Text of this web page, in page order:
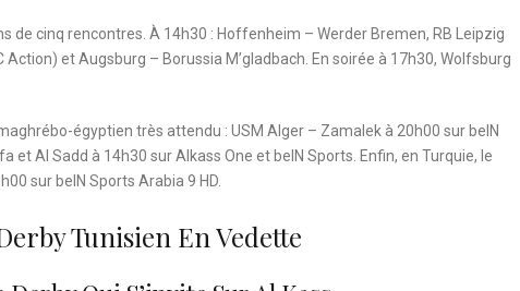
de cinq rencontres. À 14h30 : Hoffenheim – Werder Bremen, RB Leipzig
et Augsburg – Borussia M’gladbach. En soirée à 17h30, Wolfsburg
égyptien très attendu : USM Alger – Zamalek à 20h00 sur beIN
et Al Sadd à 14h30 sur Alkass One et beIN Sports. Enfin, en Turquie, le
sur beIN Sports Arabia 9 HD.
Tunisien En Vedette